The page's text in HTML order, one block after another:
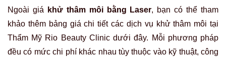
Ngoài giá khử thâm môi bằng Laser, bạn có thể tham
khảo thêm bảng giá chi tiết các dịch vụ khử thâm môi tại
Thẩm Mỹ Rio Beauty Clinic dưới đây. Mỗi phương pháp
đều có mức chi phí khác nhau tùy thuộc vào kỹ thuật, công